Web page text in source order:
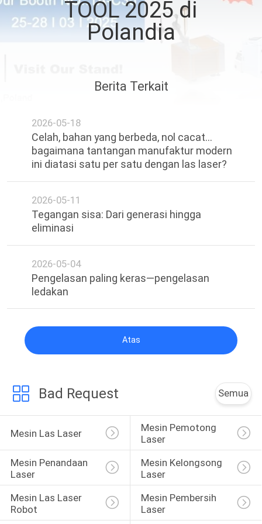
HUBUNGI
LARUTAN
SITEMAP
PRIVACY
POLICY
TOOL 2025 di
Polandia
Berita Terkait
2026-05-18
Celah, bahan yang berbeda, nol cacat...
bagaimana tantangan manufaktur modern
ini diatasi satu per satu dengan las laser?
2026-05-11
Tegangan sisa: Dari generasi hingga
eliminasi
2026-05-04
Pengelasan paling keras—pengelasan
ledakan
Atas
Bad Request Semua
Mesin Las Laser
Mesin Pemotong
Laser
Mesin Penandaan
Laser
Mesin Kelongsong
Laser
Mesin Las Laser
Robot
Mesin Pembersih
Laser